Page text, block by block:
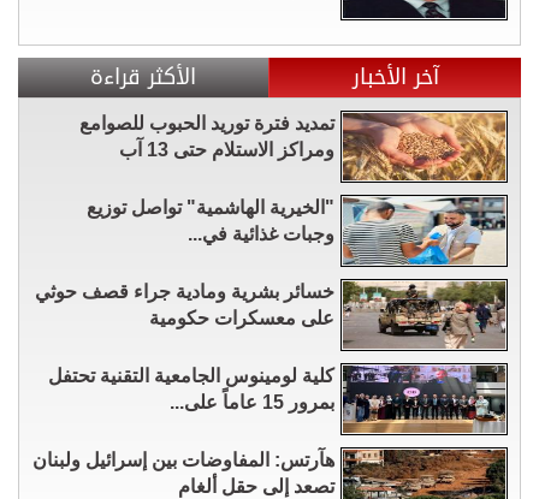
آخر الأخبار الأكثر قراءة
تمديد فترة توريد الحبوب للصوامع
ومراكز الاستلام حتى 13 آب
"الخيرية الهاشمية" تواصل توزيع
وجبات غذائية في...
خسائر بشرية ومادية جراء قصف حوثي
على معسكرات حكومية
كلية لومينوس الجامعية التقنية تحتفل
بمرور 15 عاماً على...
هآرتس: المفاوضات بين إسرائيل ولبنان
تصعد إلى حقل ألغام